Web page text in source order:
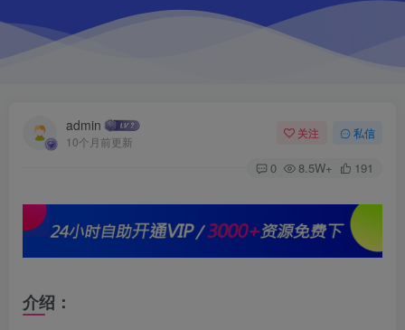
admin
10个月前更新
关注 私信
0 8.5W+ 191
介绍：